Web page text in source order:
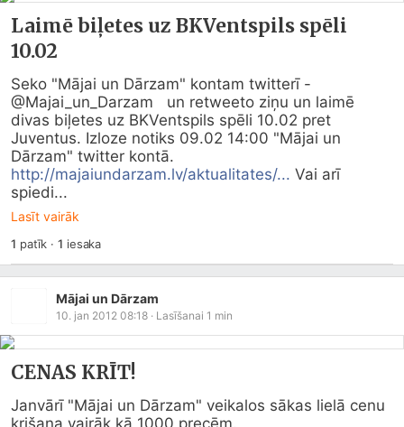
Laimē biļetes uz BKVentspils spēli
10.02
Seko "Mājai un Dārzam" kontam twitterī -
@Majai_un_Darzam   un retweeto ziņu un laimē
divas biļetes uz BKVentspils spēli 10.02 pret
Juventus. Izloze notiks 09.02 14:00 "Mājai un
http://majaiundarzam.lv/aktualitates/... Vai arī
spiedi...
Lasīt vairāk
1 patīk ·1 iesaka
Mājai un Dārzam
10. jan 2012 08:18 · Lasīšanai 1 min
CENAS KRĪT!
Janvārī "Mājai un Dārzam" veikalos sākas lielā cenu